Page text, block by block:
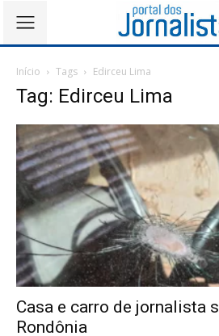
Início Tags Edirceu Lima
Tag: Edirceu Lima
Casa e carro de jornalista
Rondônia